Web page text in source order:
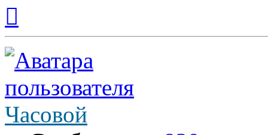
началу
Часовой